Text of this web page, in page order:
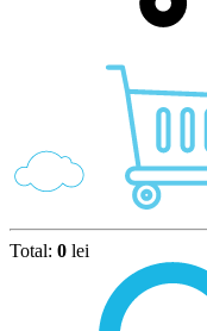
Total: 0 lei